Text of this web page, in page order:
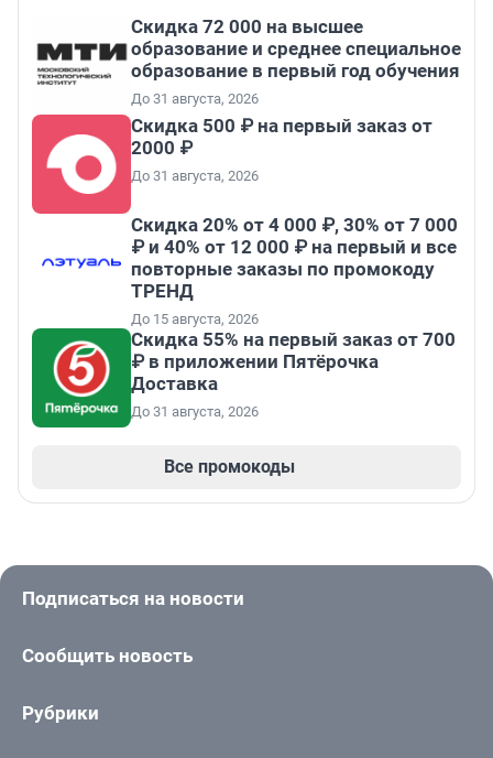
Скидка 72 000 на высшее
образование и среднее специальное
образование в первый год обучения
До 31 августа, 2026
Скидка 500 ₽ на первый заказ от
2000 ₽
До 31 августа, 2026
Скидка 20% от 4 000 ₽, 30% от 7 000
₽ и 40% от 12 000 ₽ на первый и все
повторные заказы по промокоду
ТРЕНД
До 15 августа, 2026
Скидка 55% на первый заказ от 700
₽ в приложении Пятёрочка
Доставка
До 31 августа, 2026
Все промокоды
Подписаться на новости
Сообщить новость
Рубрики